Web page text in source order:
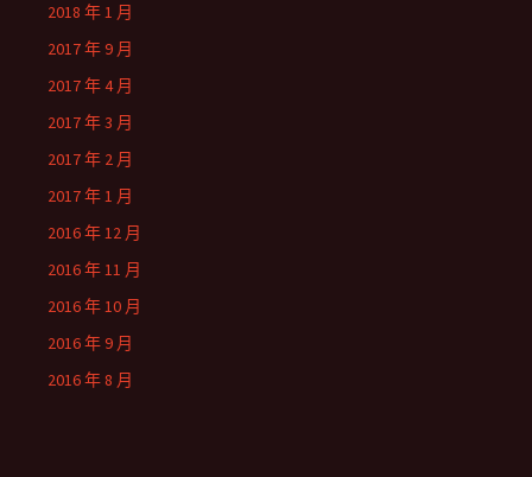
2018 年 1 月
2017 年 9 月
2017 年 4 月
2017 年 3 月
2017 年 2 月
2017 年 1 月
2016 年 12 月
2016 年 11 月
2016 年 10 月
2016 年 9 月
2016 年 8 月